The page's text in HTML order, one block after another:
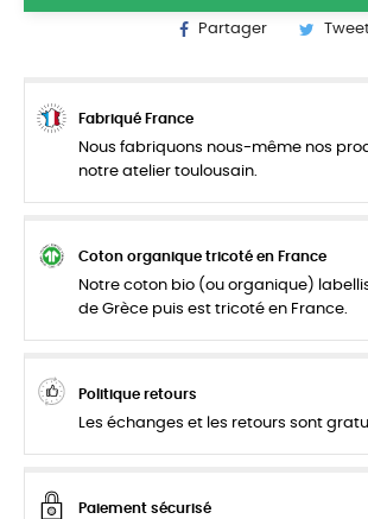
Partager
Fabriqué France
Nous fabriquons nous-même nos
notre atelier toulousain.
Coton organique tricoté en France
Notre coton bio (ou organique)
de Grèce puis est tricoté en France.
Politique retours
Les échanges et les retours sont
Paiement sécurisé